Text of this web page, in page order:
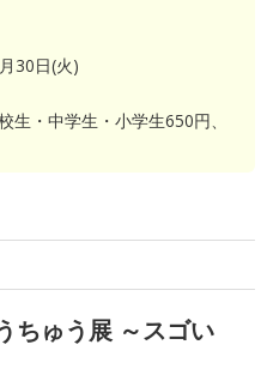
30日(火)
生・中学生・小学生650円、
ちゅう展 ～スゴい